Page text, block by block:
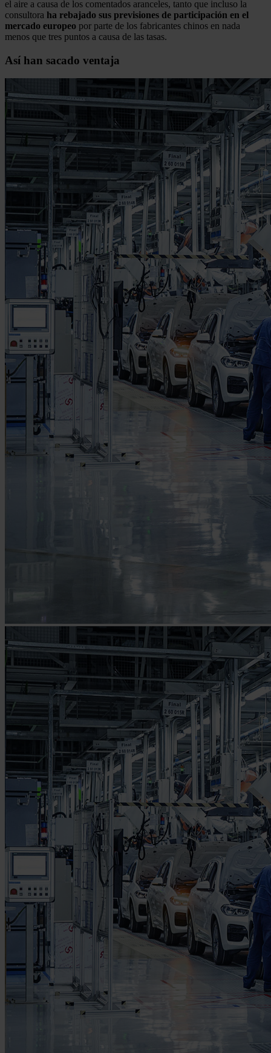
el aire a causa de los comentados aranceles, tanto que incluso la
consultora ha rebajado sus previsiones de participación en el
mercado europeo por parte de los fabricantes chinos en nada
menos que tres puntos a causa de las tasas.
Así han sacado ventaja